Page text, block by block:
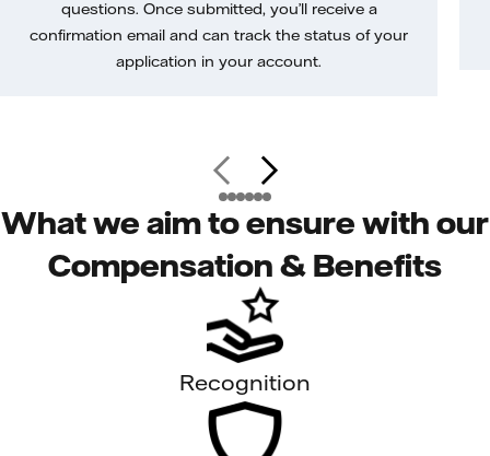
questions. Once submitted, you’ll receive a
confirmation email and can track the status of your
application in your account.
What we aim to ensure with our
Compensation & Benefits
Recognition